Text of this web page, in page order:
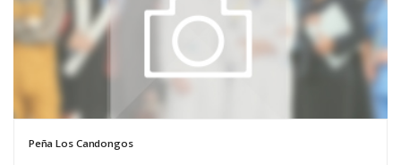
Peña Los Candongos